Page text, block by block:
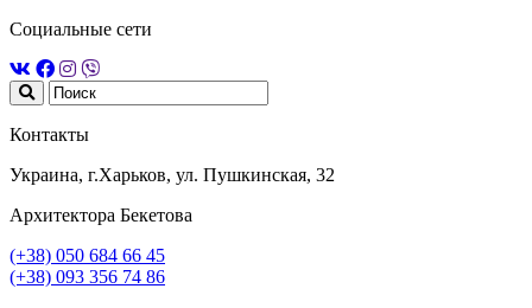
Социальные сети
Контакты
Украина, г.Харьков, ул. Пушкинская, 32
Архитектора Бекетова
(+38) 050 684 66 45
(+38) 093 356 74 86